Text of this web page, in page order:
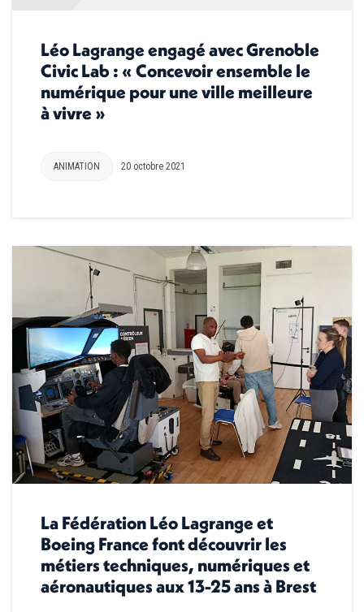
Léo Lagrange engagé avec Grenoble
Civic Lab : « Concevoir ensemble le
numérique pour une ville meilleure
à vivre »
ANIMATION 20 octobre 2021
La Fédération Léo Lagrange et
Boeing France font découvrir les
métiers techniques, numériques et
aéronautiques aux 13-25 ans à Brest